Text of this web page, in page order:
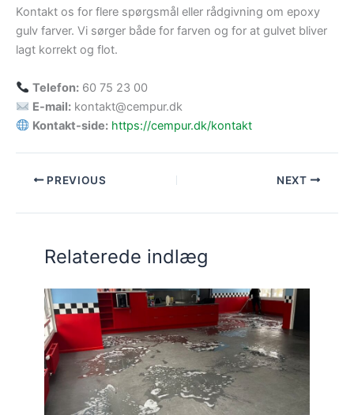
Kontakt os for flere spørgsmål eller rådgivning om epoxy
gulv farver. Vi sørger både for farven og for at gulvet bliver
lagt korrekt og flot.
Telefon:60 75 23 00
E-mail:kontakt@cempur.dk
Kontakt-side: https://cempur.dk/kontakt
PREVIOUS NEXT
Relaterede indlæg